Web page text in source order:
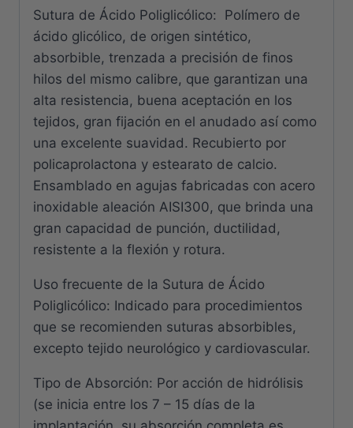
Sutura de Ácido Poliglicólico: Polímero de
ácido glicólico, de origen sintético,
absorbible, trenzada a precisión de finos
hilos del mismo calibre, que garantizan una
alta resistencia, buena aceptación en los
tejidos, gran fijación en el anudado así como
una excelente suavidad. Recubierto por
policaprolactona y estearato de calcio.
Ensamblado en agujas fabricadas con acero
inoxidable aleación AISI300, que brinda una
gran capacidad de punción, ductilidad,
resistente a la flexión y rotura.
Uso frecuente de la Sutura de Ácido
Poliglicólico: Indicado para procedimientos
que se recomienden suturas absorbibles,
excepto tejido neurológico y cardiovascular.
Tipo de Absorción: Por acción de hidrólisis
(se inicia entre los 7 – 15 días de la